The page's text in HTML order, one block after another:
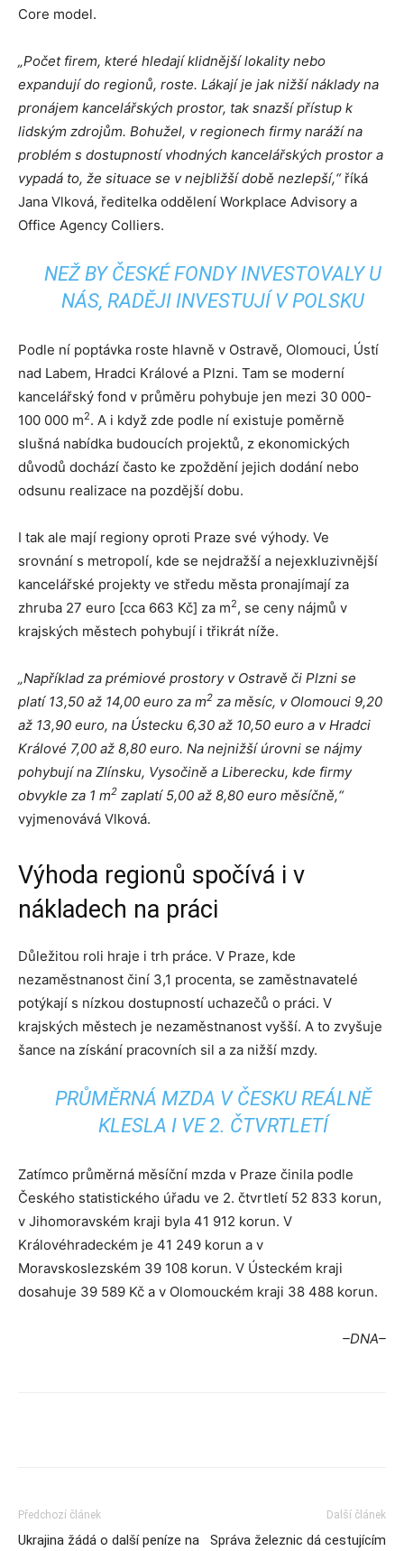
Core model.
„Počet firem, které hledají klidnější lokality nebo
expandují do regionů, roste. Lákají je jak nižší náklady na
pronájem kancelářských prostor, tak snazší přístup k
lidským zdrojům. Bohužel, v regionech firmy naráží na
problém s dostupností vhodných kancelářských prostor a
vypadá to, že situace se v nejbližší době nezlepší,“říká
Jana Vlková, ředitelka oddělení Workplace Advisory a
Office Agency Colliers.
NEŽ BY ČESKÉ FONDY INVESTOVALY U
NÁS, RADĚJI INVESTUJÍ V POLSKU
Podle ní poptávka roste hlavně v Ostravě, Olomouci, Ústí
nad Labem, Hradci Králové a Plzni. Tam se moderní
kancelářský fond v průměru pohybuje jen mezi 30 000-
100 000 m2. A i když zde podle ní existuje poměrně
slušná nabídka budoucích projektů, z ekonomických
důvodů dochází často ke zpoždění jejich dodání nebo
odsunu realizace na pozdější dobu.
I tak ale mají regiony oproti Praze své výhody. Ve
srovnání s metropolí, kde se nejdražší a nejexkluzivnější
kancelářské projekty ve středu města pronajímají za
zhruba 27 euro [cca 663 Kč] za m2, se ceny nájmů v
krajských městech pohybují i třikrát níže.
„Například za prémiové prostory v Ostravě či Plzni se
platí 13,50 až 14,00 euro za m2 za měsíc, v Olomouci 9,20
až 13,90 euro, na Ústecku 6,30 až 10,50 euro a v Hradci
Králové 7,00 až 8,80 euro. Na nejnižší úrovni se nájmy
pohybují na Zlínsku, Vysočině a Liberecku, kde firmy
obvykle za 1 m2 zaplatí 5,00 až 8,80 euro měsíčně,“
vyjmenovává Vlková.
Výhoda regionů spočívá i v
nákladech na práci
Důležitou roli hraje i trh práce. V Praze, kde
nezaměstnanost činí 3,1 procenta, se zaměstnavatelé
potýkají s nízkou dostupností uchazečů o práci. V
krajských městech je nezaměstnanost vyšší. A to zvyšuje
šance na získání pracovních sil a za nižší mzdy.
PRŮMĚRNÁ MZDA V ČESKU REÁLNĚ
KLESLA I VE 2. ČTVRTLETÍ
Zatímco průměrná měsíční mzda v Praze činila podle
Českého statistického úřadu ve 2. čtvrtletí 52 833 korun,
v Jihomoravském kraji byla 41 912 korun. V
Královéhradeckém je 41 249 korun a v
Moravskoslezském 39 108 korun. V Ústeckém kraji
dosahuje 39 589 Kč a v Olomouckém kraji 38 488 korun.
–DNA–
Předchozí článek
Ukrajina žádá o další peníze na
Další článek
Správa železnic dá cestujícím